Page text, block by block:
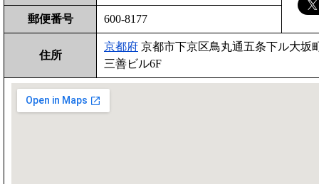
郵便番号 600-8177
住所
京都府 京都市下京区鳥丸通五条下ル大坂
三善ビル6F